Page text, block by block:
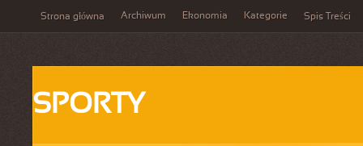
Strona główna Archiwum Ekonomia Kategorie Spis Treści
SPORTY